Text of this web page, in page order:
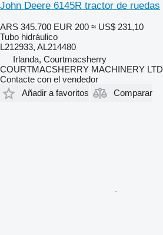
John Deere 6145R tractor de ruedas
ARS 345.700 EUR 200 ≈ US$ 231,10
Tubo hidráulico
L212933, AL214480
Irlanda, Courtmacsherry
COURTMACSHERRY MACHINERY LTD
Contacte con el vendedor
Añadir a favoritos
Comparar